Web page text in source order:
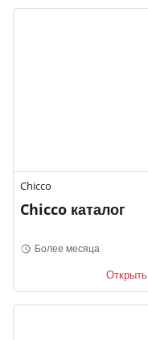
Chicco
Chicco каталог
Более месяца
Открыть